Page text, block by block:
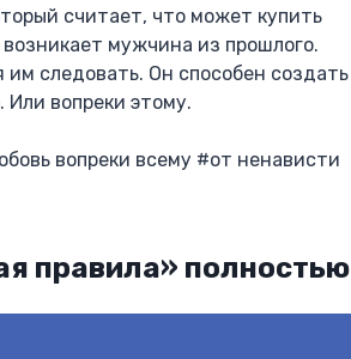
считает, что может купить
мужчина из прошлого.
следовать. Он способен создать
вопреки этому.
вопреки всему #от ненависти
правила» полностью